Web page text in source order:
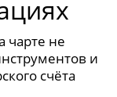
чарте не
и
счёта